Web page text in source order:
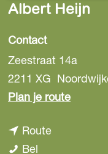
Albert Heijn
Contact
Zeestraat 14a
2211 XG
Plan je routen
Routen
Bel